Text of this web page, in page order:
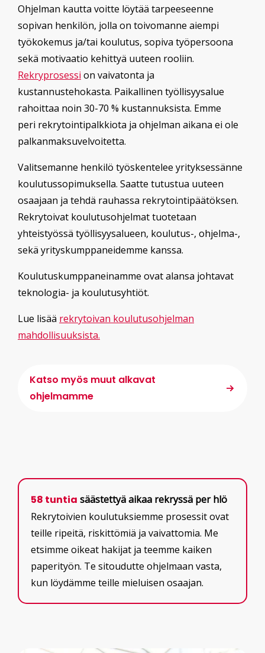
Ohjelman kautta voitte löytää tarpeeseenne
sopivan henkilön, jolla on toivomanne aiempi
työkokemus ja/tai koulutus, sopiva työpersoona
sekä motivaatio kehittyä uuteen rooliin.
Rekryprosessi on vaivatonta ja
kustannustehokasta. Paikallinen työllisyysalue
rahoittaa noin 30-70 % kustannuksista. Emme
peri rekrytointipalkkiota ja ohjelman aikana ei ole
palkanmaksuvelvoitetta.
Valitsemanne henkilö työskentelee yrityksessänne
koulutussopimuksella. Saatte tutustua uuteen
osaajaan ja tehdä rauhassa rekrytointipäätöksen.
Rekrytoivat koulutusohjelmat tuotetaan
yhteistyössä työllisyysalueen, koulutus-, ohjelma-,
sekä yrityskumppaneidemme kanssa.
Koulutuskumppaneinamme ovat alansa johtavat
teknologia- ja koulutusyhtiöt.
Lue lisää rekrytoivan koulutusohjelman
mahdollisuuksista.
Katso myös muut alkavat
ohjelmamme
58 tuntia säästettyä aikaa rekryssä per hlö
Rekrytoivien koulutuksiemme prosessit ovat
teille ripeitä, riskittömiä ja vaivattomia. Me
etsimme oikeat hakijat ja teemme kaiken
paperityön. Te sitoudutte ohjelmaan vasta,
kun löydämme teille mieluisen osaajan.